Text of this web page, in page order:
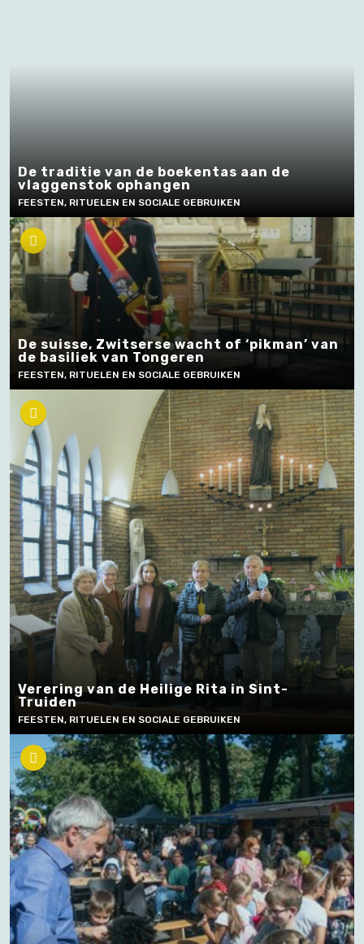
De traditie van de boekentas aan de
vlaggenstok ophangen
FEESTEN, RITUELEN EN SOCIALE GEBRUIKEN
De suisse, Zwitserse wacht of ‘pikman’ van
de basiliek van Tongeren
FEESTEN, RITUELEN EN SOCIALE GEBRUIKEN
Verering van de Heilige Rita in Sint-
Truiden
FEESTEN, RITUELEN EN SOCIALE GEBRUIKEN